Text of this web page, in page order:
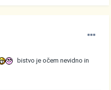
bistvo je očem nevidno in